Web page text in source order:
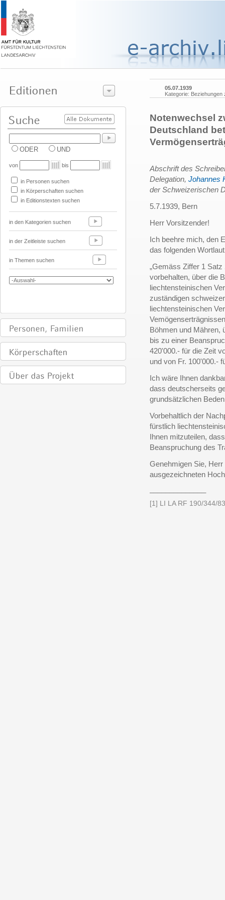
ODER UND
von bis
in Personen suchen
in Körperschaften suchen
in Editionstexten suchen
in den Kategorien suchen
in der Zeitleiste suchen
in Themen suchen
05.07.1939
Kategorie: Beziehungen
Notenwechsel
Deutschland
Abschrift des
Delegation, Johannes
der Schweizerischen
5.7.1939, Bern
Herr Vorsitzender!
Ich beehre mich, den
das folgenden
„Gemäss Ziffer 1
vorbehalten, über die
liechtensteinischen
zuständigen
liechtensteinischen
Böhmen und Mähren,
bis zu einer
420'000.- für die Zeit
und von Fr. 100'000.-
Ich wäre Ihnen
dass deutscherseits
grundsätzlichen
Vorbehaltlich der
fürstlich
Ihnen mitzuteilen,
Beanspruchung des
Genehmigen Sie,
ausgezeichneten
[1] LI LA RF 190/344/